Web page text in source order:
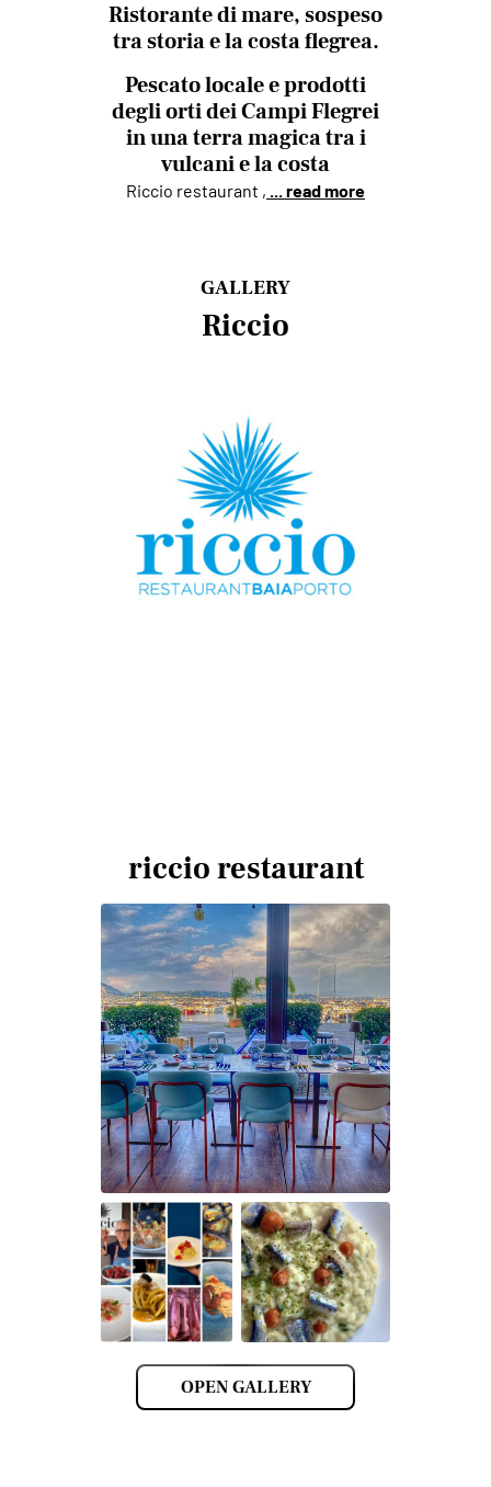
Ristorante di mare, sospeso
tra storia e la costa flegrea.
Pescato locale e prodotti
degli orti dei Campi Flegrei
in una terra magica tra i
vulcani e la costa
Riccio restaurant , ... read more
GALLERY
Riccio
riccio restaurant
OPEN GALLERY